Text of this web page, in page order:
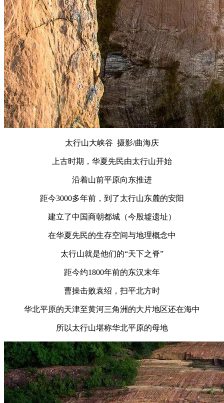
太行山大峡谷 摄影/曲海庆
上古时期，华夏先民由太行山开始
沿着山前平原向东推进
距今3000多年前，到了太行山东麓的安阳
建立了中国商朝都城（今殷墟遗址）
在华夏先民的生存空间与地理概念中
太行山就是他们的“天下之脊”
距今约1800年前的东汉末年
曹操击败袁绍，扫平北方时
华北平原的天津至黄河三角洲的大片地区还在海中
所以太行山堪称华北平原的母地